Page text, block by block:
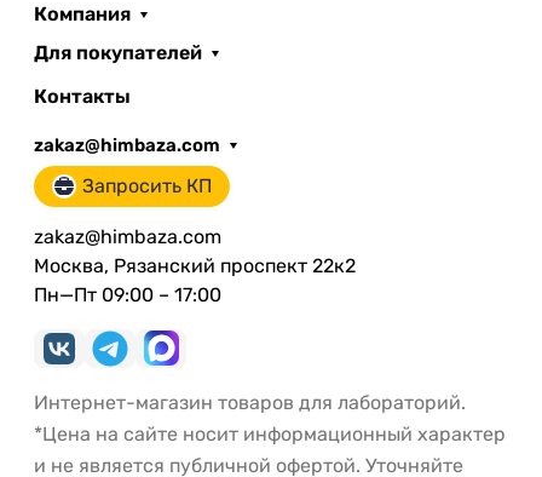
Компания
Для покупателей
Контакты
zakaz@himbaza.com
Запросить КП
zakaz@himbaza.com
Москва, Рязанский проспект 22к2
Пн—Пт 09:00 – 17:00
Интернет-магазин товаров для лабораторий.
*Цена на сайте носит информационный характер
и не является публичной офертой. Уточняйте